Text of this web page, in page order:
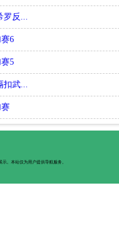
反...
6
5
武...
赛
。本站仅为用户提供导航服务。